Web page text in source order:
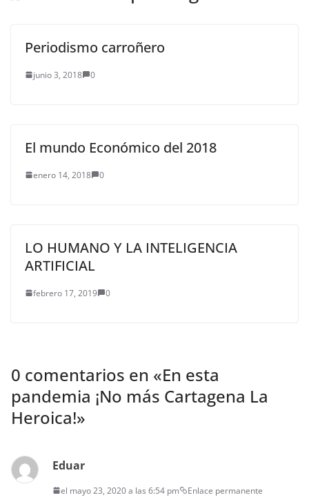
Periodismo carroñero
junio 3, 2018 0
El mundo Económico del 2018
enero 14, 2018 0
LO HUMANO Y LA INTELIGENCIA
ARTIFICIAL
febrero 17, 2019 0
0 comentarios en «En esta
pandemia ¡No más Cartagena La
Heroica!»
Eduar
el mayo 23, 2020 a las 6:54 pm Enlace permanente